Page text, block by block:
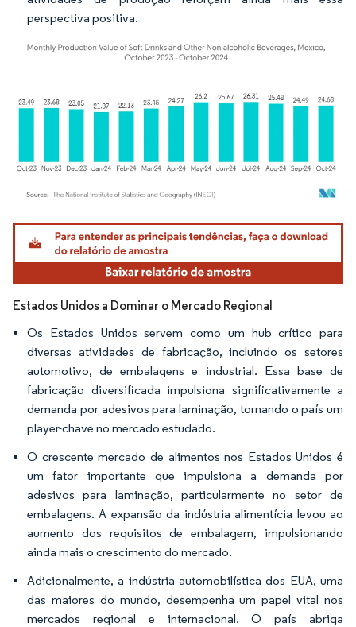
perspectiva positiva.
Imagem © Mordor Intelligence. O reuso requer atribuição conforme CC BY 4.0.
Estados Unidos a Dominar o Mercado Regional
Os Estados Unidos servem como um hub crítico para
diversas atividades de fabricação, incluindo os setores
automotivo, de embalagens e industrial. Essa base de
fabricação diversificada impulsiona significativamente a
demanda por adesivos para laminação, tornando o país um
player-chave no mercado estudado.
O crescente mercado de alimentos nos Estados Unidos é
um fator importante que impulsiona a demanda por
adesivos para laminação, particularmente no setor de
embalagens. A expansão da indústria alimentícia levou ao
aumento dos requisitos de embalagem, impulsionando
ainda mais o crescimento do mercado.
Adicionalmente, a indústria automobilística dos EUA, uma
das maiores do mundo, desempenha um papel vital nos
mercados regional e internacional. O país abriga